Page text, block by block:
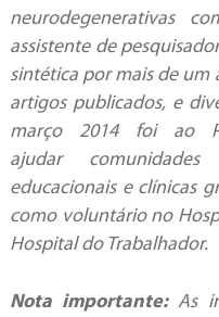
neurodegenerativas
assistente de
sintética por mais de
artigos publicados, e
março 2014 foi ao
ajudar
educacionais e clínicas
como voluntário no
Hospital do Trabalhador.
Nota importante:As